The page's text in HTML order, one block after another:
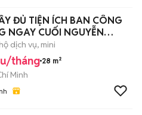
ĐỦ TIỆN ÍCH BAN CÔNG
NGAY CUỐI NGUYỄN
dịch vụ, mini
tháng 28 m²
Minh